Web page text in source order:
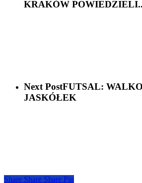
KRAKÓW POWIEDZIELI..
Next PostFUTSAL:
JASKÓŁEK
Share
Share Share Share Pin